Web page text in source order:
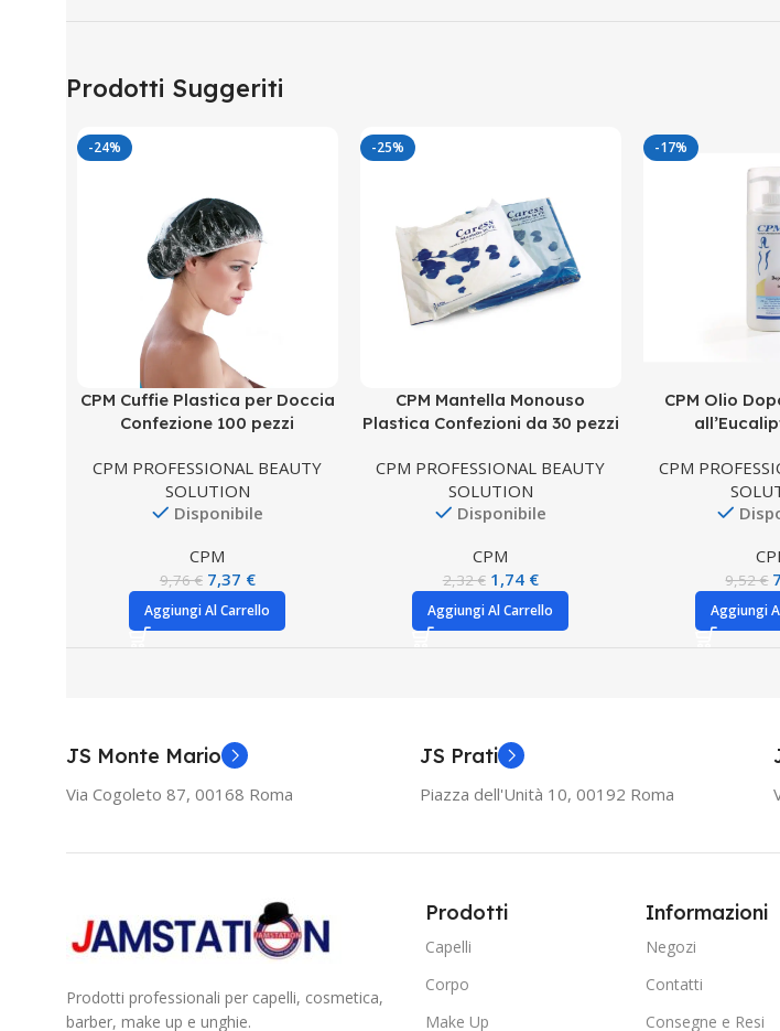
Prodotti Suggeriti
-24%
CPM Cuffie Plastica per Doccia
Confezione 100 pezzi
CPM PROFESSIONAL BEAUTY
SOLUTION
Disponibile
CPM
9,76€ 7,37 €
Aggiungi Al Carrello
-25%
CPM Mantella Monouso
Plastica Confezioni da 30 pezzi
CPM PROFESSIONAL BEAUTY
SOLUTION
Disponibile
CPM
2,32€ 1,74 €
Aggiungi Al Carrello
-17%
CPM Olio
CPM
9,52€
Aggiungi
JS Monte Mario
Via Cogoleto 87, 00168 Roma
JS Prati
Piazza dell'Unità 10, 00192 Roma
Prodotti professionali per capelli, cosmetica,
barber, make up e unghie.
Prodotti
Capelli
Corpo
Make Up
Informazioni
Negozi
Contatti
Consegne e Resi